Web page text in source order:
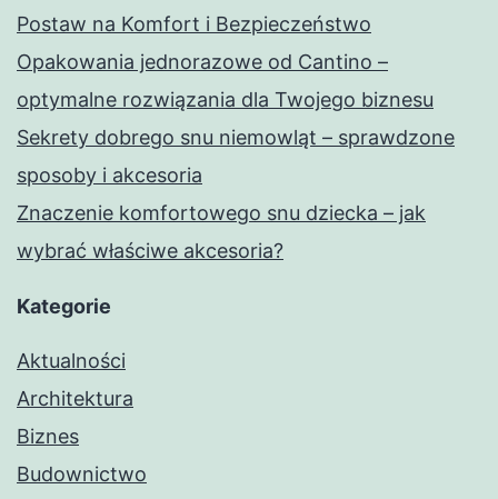
Postaw na Komfort i Bezpieczeństwo
Opakowania jednorazowe od Cantino –
optymalne rozwiązania dla Twojego biznesu
Sekrety dobrego snu niemowląt – sprawdzone
sposoby i akcesoria
Znaczenie komfortowego snu dziecka – jak
wybrać właściwe akcesoria?
Kategorie
Aktualności
Architektura
Biznes
Budownictwo